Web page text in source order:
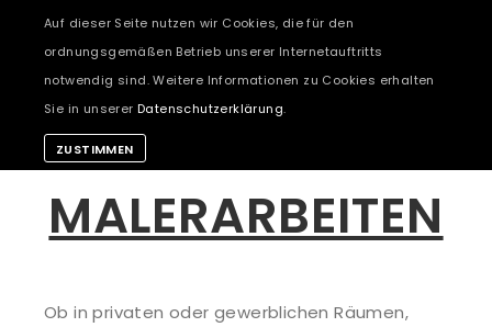
MALERARBEITEN
Ob in privaten oder gewerblichen Räumen,
Auf dieser Seite nutzen wir Cookies, die für den
ordnungsgemäßen Betrieb unserer Internetauftritts
notwendig sind. Weitere Informationen zu Cookies erhalten
Sie in unsererDatenschutzerklärung.
ZUSTIMMEN